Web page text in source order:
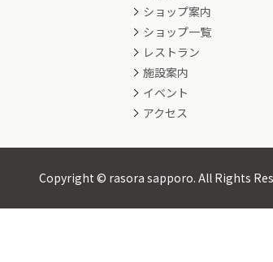
ショップ案内
ショップ一覧
レストラン
施設案内
イベント
アクセス
Copyright © rasora sapporo. All Rights